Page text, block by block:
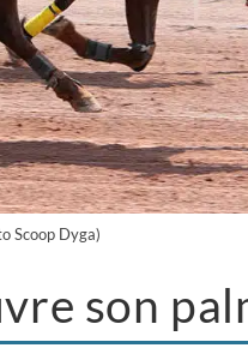
Scoop Dyga)
son